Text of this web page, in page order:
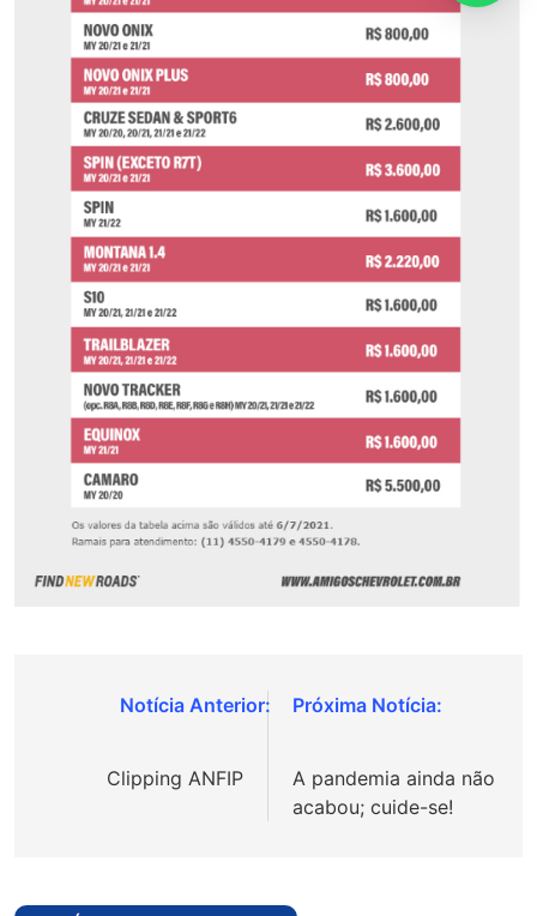
Navegação
Clipping ANFIP
A pandemia ainda não
acabou; cuide-se!